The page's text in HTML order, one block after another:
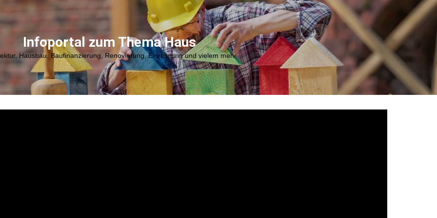
Infoportal zum Thema Haus
Hausbau, Baufinanzierung, Renovierung, Einrichtung und vielem mehr